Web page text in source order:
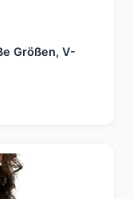
Größen, V-